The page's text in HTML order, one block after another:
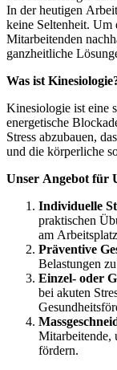
In der heutigen
keine Seltenheit. Um
Mitarbeitenden
ganzheitliche
Was ist
Kinesiologie ist eine
energetische
Stress abzubauen,
und die körperliche
Unser Angebot für
Individuelle
praktischen
am
Präventive
Belastungen
Einzel- oder
bei akuten
Mitarbeitende,
fördern.